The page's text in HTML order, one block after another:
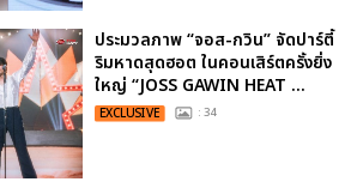
ประมวลภาพ “จอส-กวิน” จัดปาร์ตี้
ริมหาดสุดฮอต ในคอนเสิร์ตครั้งยิ่ง
ใหญ่ “JOSS GAWIN HEAT ...
EXCLUSIVE : 34